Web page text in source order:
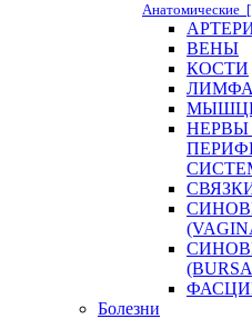
Анатомические
ВЕНЫ
КОСТИ
НЕРВЫ
Болезни